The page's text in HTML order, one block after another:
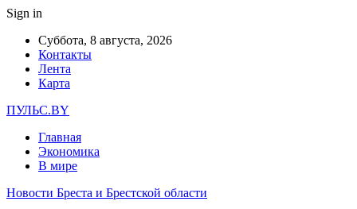
Sign in
Суббота, 8 августа, 2026
Контакты
Лента
Карта
ПУЛЬС.BY
Главная
Экономика
В мире
Новости Бреста и Брестской области